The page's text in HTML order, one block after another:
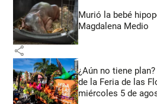
Murió la bebé
Magdalena Medio
share
¿Aún no tiene
de la Feria de las
miércoles 5 de